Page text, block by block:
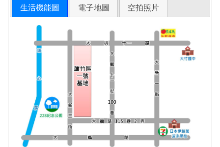
生活機能圖 電子地圖 空拍照片